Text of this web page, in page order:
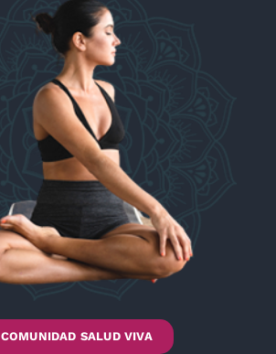
COMUNIDAD SALUD VIVA